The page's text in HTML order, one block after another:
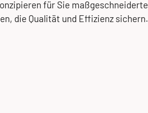
für Sie maßgeschneiderte
die Qualität und Effizienz sichern.